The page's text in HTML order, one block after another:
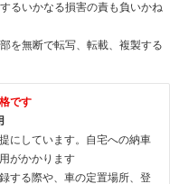
るいかなる損害の責も負いかね
を無断で転写、転載、複製する
です
にしています。自宅への納車
がかかります
する際や、車の定置場所、登